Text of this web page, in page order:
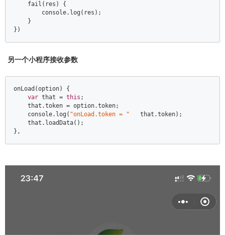
    fail(res) {
console.log(res);
    }
})
另一个小程序接收参数
onLoad(option) {
var that = this ;
    that.token = option.token;
console.log( "onLoad.token = "
   that.token);
    that.loadData();
},